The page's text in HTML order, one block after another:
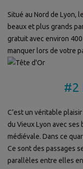
Situé au Nord de Lyon, le
beaux et plus grands
gratuit avec environ
manquer lors de votre
#2
C’est un véritable
du Vieux Lyon avec
médiévale. Dans ce
Ce sont des passages
parallèles entre elles